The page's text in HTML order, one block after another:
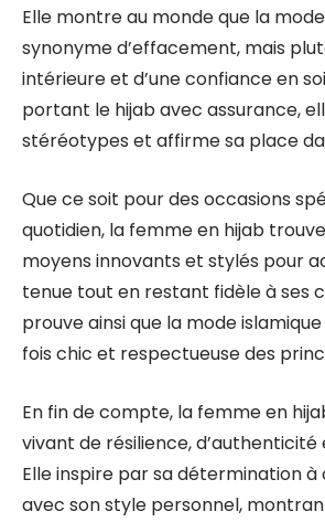
Elle montre au monde que la
synonyme d’effacement, mais
intérieure et d’une confiance en
portant le hijab avec assurance,
stéréotypes et affirme sa place
Que ce soit pour des occasions
quotidien, la femme en hijab
moyens innovants et stylés pour
tenue tout en restant fidèle à ses
prouve ainsi que la mode
fois chic et respectueuse des
En fin de compte, la femme en
vivant de résilience, d’authenticité
Elle inspire par sa détermination à
avec son style personnel,